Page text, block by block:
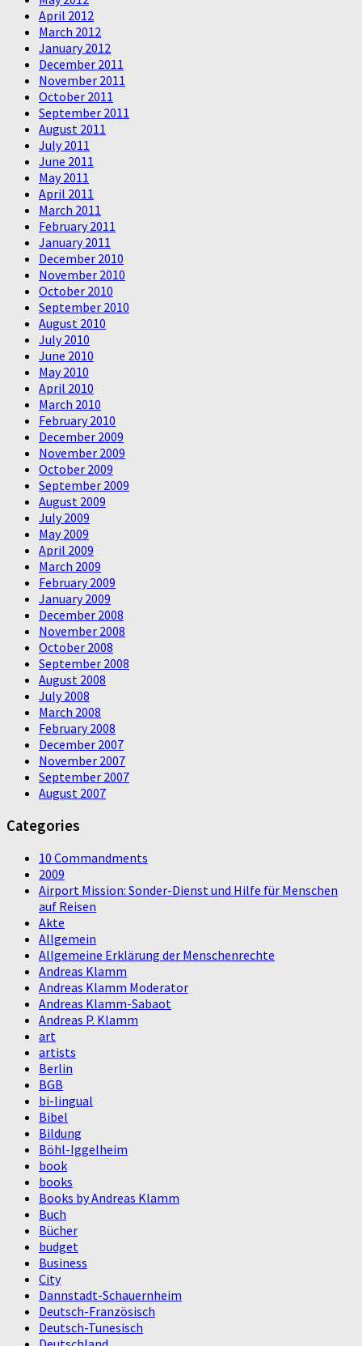
April 2012
March 2012
January 2012
December 2011
November 2011
October 2011
September 2011
August 2011
July 2011
June 2011
May 2011
April 2011
March 2011
February 2011
January 2011
December 2010
November 2010
October 2010
September 2010
August 2010
July 2010
June 2010
May 2010
April 2010
March 2010
February 2010
December 2009
November 2009
October 2009
September 2009
August 2009
July 2009
May 2009
April 2009
March 2009
February 2009
January 2009
December 2008
November 2008
October 2008
September 2008
August 2008
July 2008
March 2008
February 2008
December 2007
November 2007
September 2007
August 2007
Categories
10 Commandments
2009
Airport Mission: Sonder-Dienst und Hilfe für Menschen
auf Reisen
Akte
Allgemein
Allgemeine Erklärung der Menschenrechte
Andreas Klamm
Andreas Klamm Moderator
Andreas Klamm-Sabaot
Andreas P. Klamm
art
artists
Berlin
BGB
bi-lingual
Bibel
Bildung
Böhl-Iggelheim
book
books
Books by Andreas Klamm
Buch
Bücher
budget
Business
City
Dannstadt-Schauernheim
Deutsch-Französisch
Deutsch-Tunesisch